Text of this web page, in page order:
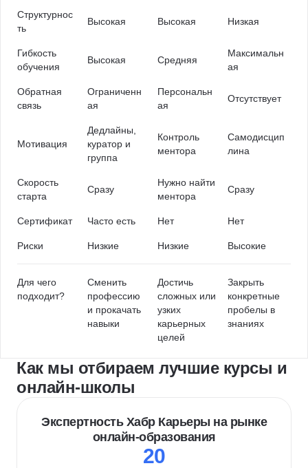
Структурнос
ть
Высокая Высокая Низкая
Гибкость
обучения
Высокая Средняя
Максимальн
ая
Обратная
связь
Ограниченн
ая
Персональн
ая
Отсутствует
Мотивация
Дедлайны,
куратор и
группа
Контроль
ментора
Самодисцип
лина
Скорость
старта
Сразу
Нужно найти
ментора
Сразу
Сертификат Часто есть Нет Нет
Риски Низкие Низкие Высокие
Для чего
подходит?
Сменить
профессию
и прокачать
навыки
Достичь
сложных или
узких
карьерных
целей
Закрыть
конкретные
пробелы в
знаниях
Как мы отбираем лучшие курсы и
онлайн-школы
Экспертность Хабр Карьеры на рынке
онлайн-образования
20